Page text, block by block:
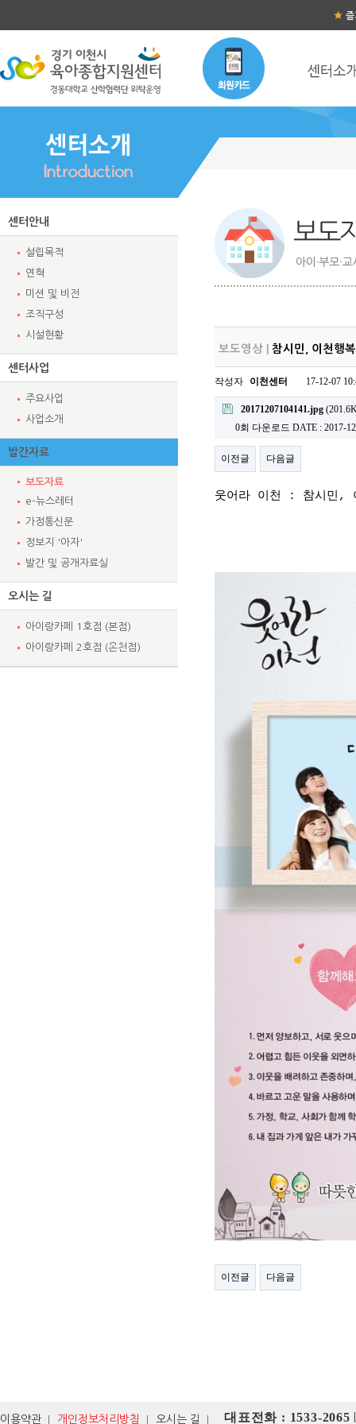
즐
센터안내
설립목적
연혁
미션 및 비전
조직구성
시설현황
센터사업
주요사업
사업소개
발간자료
보도자료
e-뉴스레터
가정통신문
정보지 '아자'
발간 및 공개자료실
오시는 길
아이랑카페 1호점 (본점)
아이랑카페 2호점 (온천점)
보도영상 | 참시민, 이천행
작성자 이천센터 17-12-07
20171207104141.jpg
0회 다운로드 DATE : 2017-
이전글 다음글
웃어라 이천 : 참시민,
이전글 다음글
이용약관 개인정보처리방침 오시는 길 대표전화 : 1533-2065